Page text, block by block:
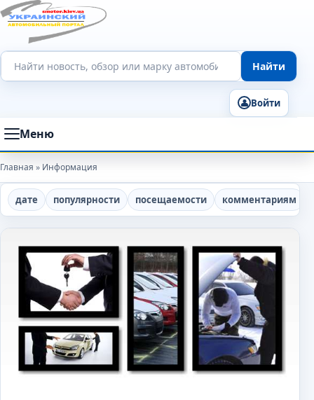
Поиск по сайту
Найти
Войти
Меню
Главная » Информация
дате популярности посещаемости комментариям